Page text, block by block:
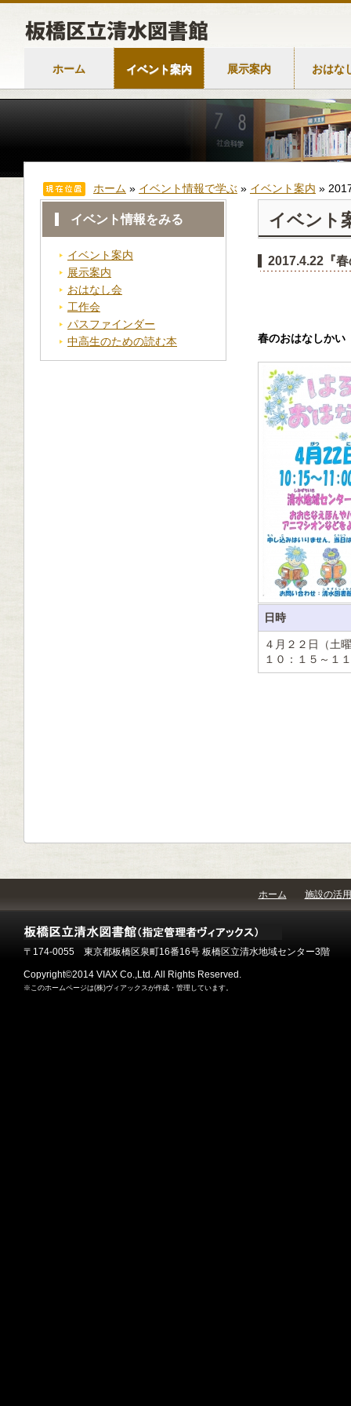
ホーム イベント案内 展示案内 おはな
ホーム » イベント情報で学ぶ » イベント案内 »
イベント情報をみる
イベント案内
展示案内
おはなし会
工作会
パスファインダー
中高生のための読む本
イベント
2017.4.22『
春のおはなしか
日時
４月２２日（土
１０：１５～
ホーム 施設の活用
〒174-0055 東京都板橋区泉町16番16号 板橋区立清水地域センター3階
Copyright©2014 VIAX Co.,Ltd. All Rights Reserved.
※このホームページは(株)ヴィアックスが作成・管理しています。